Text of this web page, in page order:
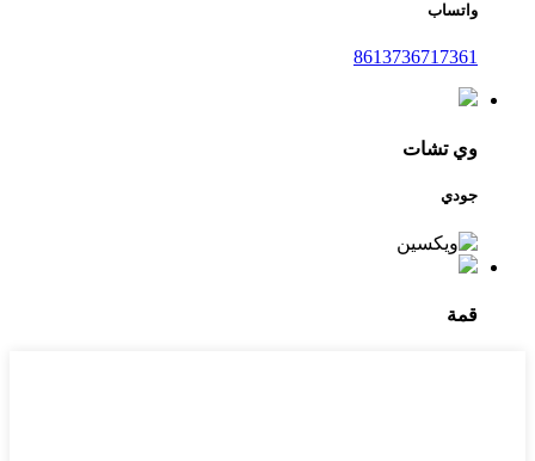
واتساب
8613736717361
وي تشات
جودي
قمة